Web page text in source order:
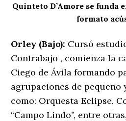
Quinteto D’Amore se funda
formato
Orley (Bajo): Cursó
Contrabajo , comienza la
Ciego de Ávila formando
agrupaciones de pequeño
como: Orquesta Eclipse,
“Campo Lindo”, entre